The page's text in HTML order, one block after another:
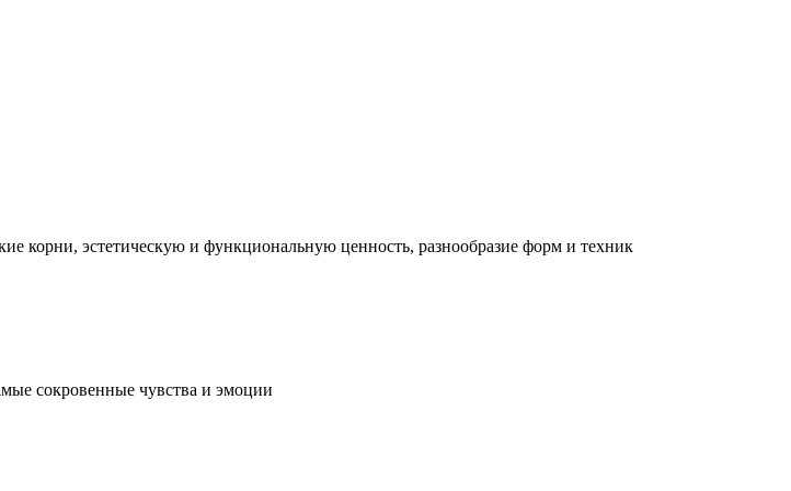
корни, эстетическую и функциональную ценность, разнообразие форм и техник
сокровенные чувства и эмоции